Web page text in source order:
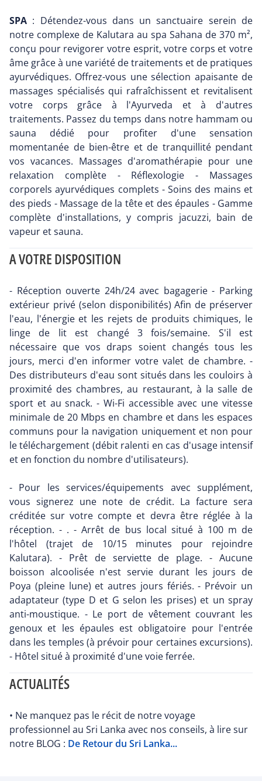
SPA : Détendez-vous dans un sanctuaire serein de
notre complexe de Kalutara au spa Sahana de 370 m²,
conçu pour revigorer votre esprit, votre corps et votre
âme grâce à une variété de traitements et de pratiques
ayurvédiques. Offrez-vous une sélection apaisante de
massages spécialisés qui rafraîchissent et revitalisent
votre corps grâce à l'Ayurveda et à d'autres
traitements. Passez du temps dans notre hammam ou
sauna dédié pour profiter d'une sensation
momentanée de bien-être et de tranquillité pendant
vos vacances. Massages d'aromathérapie pour une
relaxation complète - Réflexologie - Massages
corporels ayurvédiques complets - Soins des mains et
des pieds - Massage de la tête et des épaules - Gamme
complète d'installations, y compris jacuzzi, bain de
vapeur et sauna.
A VOTRE DISPOSITION
- Réception ouverte 24h/24 avec bagagerie - Parking
extérieur privé (selon disponibilités) Afin de préserver
l'eau, l'énergie et les rejets de produits chimiques, le
linge de lit est changé 3 fois/semaine. S'il est
nécessaire que vos draps soient changés tous les
jours, merci d'en informer votre valet de chambre. -
Des distributeurs d'eau sont situés dans les couloirs à
proximité des chambres, au restaurant, à la salle de
sport et au snack. - Wi-Fi accessible avec une vitesse
minimale de 20 Mbps en chambre et dans les espaces
communs pour la navigation uniquement et non pour
le téléchargement (débit ralenti en cas d'usage intensif
et en fonction du nombre d'utilisateurs).
- Pour les services/équipements avec supplément,
vous signerez une note de crédit. La facture sera
créditée sur votre compte et devra être réglée à la
réception. - . - Arrêt de bus local situé à 100 m de
l'hôtel (trajet de 10/15 minutes pour rejoindre
Kalutara). - Prêt de serviette de plage. - Aucune
boisson alcoolisée n'est servie durant les jours de
Poya (pleine lune) et autres jours fériés. - Prévoir un
adaptateur (type D et G selon les prises) et un spray
anti-moustique. - Le port de vêtement couvrant les
genoux et les épaules est obligatoire pour l'entrée
dans les temples (à prévoir pour certaines excursions).
- Hôtel situé à proximité d'une voie ferrée.
ACTUALITÉS
• Ne manquez pas le récit de notre voyage
professionnel au Sri Lanka avec nos conseils, à lire sur
notre BLOG : De Retour du Sri Lanka...